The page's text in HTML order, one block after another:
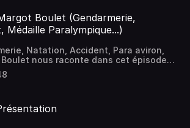
coziya.fr
Boulet (Gendarmerie,
Médaille Paralympique...)
Natation, Accident, Para aviron,
Boulet nous raconte dans cet épisode
sa médaille de Bronze à Tokyo ! Quel
sur le nombre de spectateurs et la
hyper résistant : https://coziya.fr